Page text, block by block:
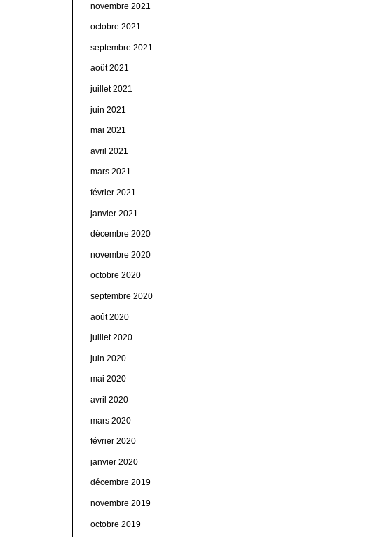
novembre 2021
octobre 2021
septembre 2021
août 2021
juillet 2021
juin 2021
mai 2021
avril 2021
mars 2021
février 2021
janvier 2021
décembre 2020
novembre 2020
octobre 2020
septembre 2020
août 2020
juillet 2020
juin 2020
mai 2020
avril 2020
mars 2020
février 2020
janvier 2020
décembre 2019
novembre 2019
octobre 2019